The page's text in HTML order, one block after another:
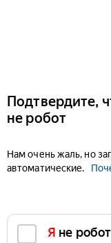
Подтвердите,
не робот
Нам очень жаль, но
автоматические.
Я не робот